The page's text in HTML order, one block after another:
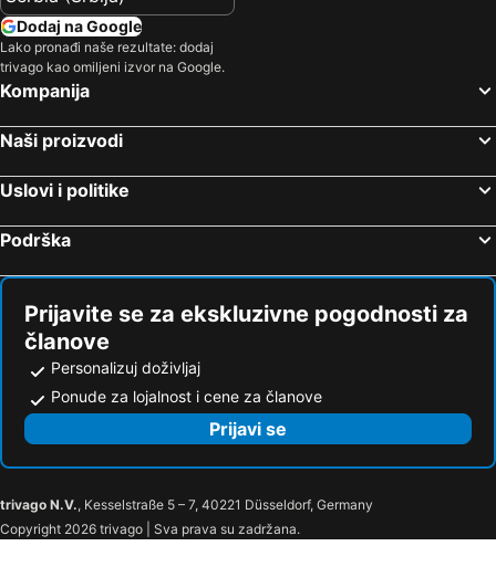
Dodaj na Google
Lako pronađi naše rezultate: dodaj
trivago kao omiljeni izvor na Google.
Kompanija
Naši proizvodi
Uslovi i politike
Podrška
Prijavite se za ekskluzivne pogodnosti za
članove
Personalizuj doživljaj
Ponude za lojalnost i cene za članove
Prijavi se
trivago N.V., Kesselstraße 5 – 7, 40221 Düsseldorf, Germany
Copyright 2026 trivago | Sva prava su zadržana.